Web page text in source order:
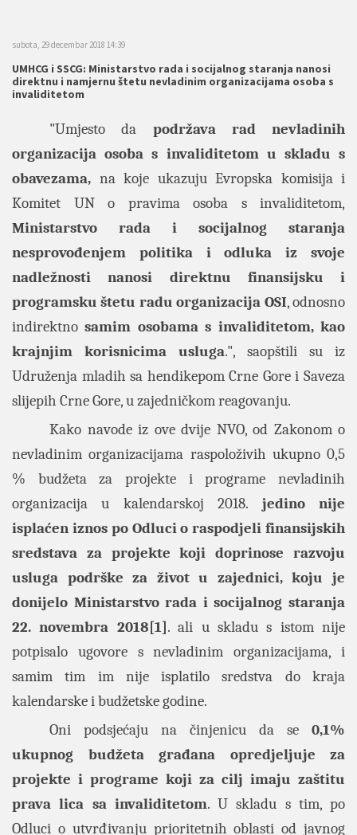
subota, 29 decembar 2018 14:39
UMHCG i SSCG: Ministarstvo rada i socijalnog staranja nanosi
direktnu i namjernu štetu nevladinim organizacijama osoba s
invaliditetom
"Umjesto da podržava rad nevladinih
organizacija osoba s invaliditetom u skladu s
obavezama, na koje ukazuju Evropska komisija i
Komitet UN o pravima osoba s invaliditetom,
Ministarstvo rada i socijalnog staranja
nesprovođenjem politika i odluka iz svoje
nadležnosti nanosi direktnu finansijsku i
programsku štetu radu organizacija OSI, odnosno
indirektnosamim osobama s invaliditetom, kao
krajnjim korisnicima usluga.", saopštili su iz
Udruženja mladih sa hendikepom Crne Gore i Saveza
slijepih Crne Gore, u zajedničkom reagovanju.
Kako navode iz ove dvije NVO, od Zakonom o
nevladinim organizacijama raspoloživih ukupno 0,5
% budžeta za projekte i programe nevladinih
organizacija u kalendarskoj 2018. jedino nije
isplaćen iznos po Odluci o raspodjeli finansijskih
sredstava za projekte koji doprinose razvoju
usluga podrške za život u zajednici, koju je
donijelo Ministarstvo rada i socijalnog staranja
22. novembra 2018[1]. ali u skladu s istom nije
potpisalo ugovore s nevladinim organizacijama, i
samim tim im nije isplatilo sredstva do kraja
kalendarske i budžetske godine.
Oni podsjećaju na činjenicu da se 0,1%
ukupnog budžeta građana opredjeljuje za
projekte i programe koji za cilj imaju zaštitu
prava lica sa invaliditetom. U skladu s tim, po
Odluci o utvrđivanju prioritetnih oblasti od javnog